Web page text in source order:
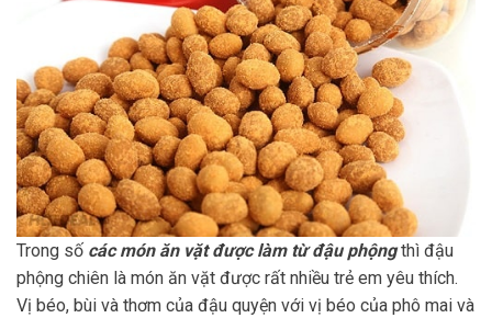
Trong số các món ăn vặt được làm từ đậu phộngthì đậu
phộng chiên là món ăn vặt được rất nhiều trẻ em yêu thích.
Vị béo, bùi và thơm của đậu quyện với vị béo của phô mai và